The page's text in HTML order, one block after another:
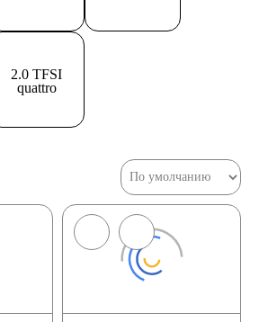
2.0 TFSI
quattro